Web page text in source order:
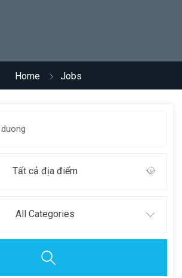
Home Jobs
Tất cả địa điểm
All Categories